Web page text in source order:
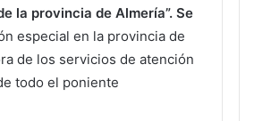
la provincia de Almería”. Se
especial en la provincia de
de los servicios de atención
todo el poniente